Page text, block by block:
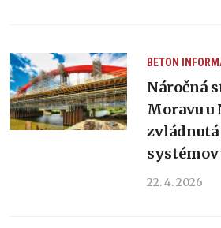
BETON
Náročná
Moravu u
zvládnutá
22. 4. 2026